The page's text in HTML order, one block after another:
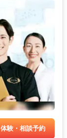
体験・相談予約